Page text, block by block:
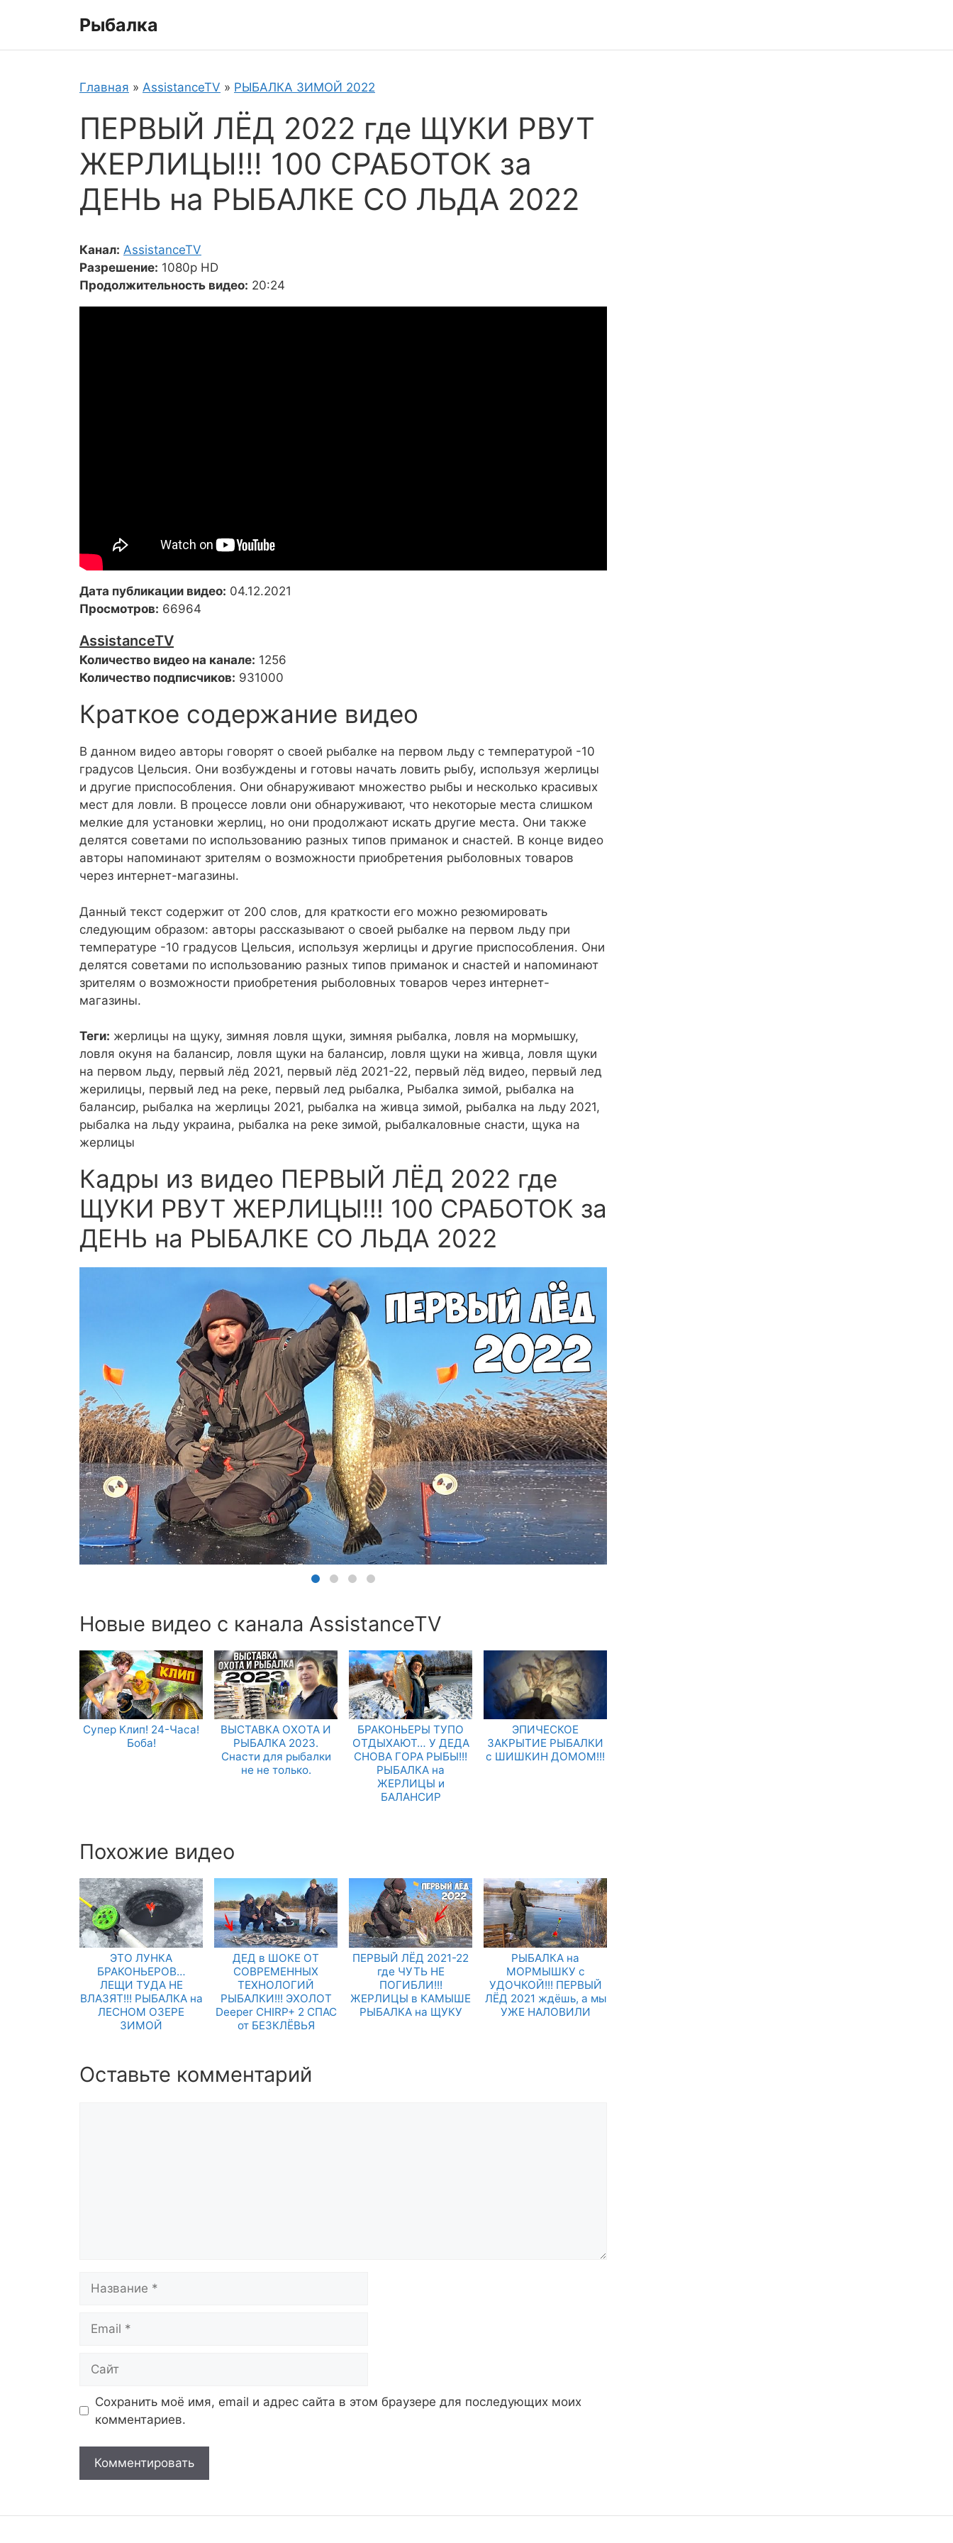
Рыбалка
Главная » AssistanceTV » РЫБАЛКА ЗИМОЙ 2022
ПЕРВЫЙ ЛЁД 2022 где ЩУКИ РВУТ
ЖЕРЛИЦЫ!!! 100 СРАБОТОК за
ДЕНЬ на РЫБАЛКЕ СО ЛЬДА 2022
Канал: AssistanceTV
Разрешение: 1080p HD
Продолжительность видео: 20:24
Дата публикации видео: 04.12.2021
Просмотров: 66964
AssistanceTV
Количество видео на канале: 1256
Количество подписчиков: 931000
Краткое содержание видео
В данном видео авторы говорят о своей рыбалке на первом льду с температурой -10
градусов Цельсия. Они возбуждены и готовы начать ловить рыбу, используя жерлицы
и другие приспособления. Они обнаруживают множество рыбы и несколько красивых
мест для ловли. В процессе ловли они обнаруживают, что некоторые места слишком
мелкие для установки жерлиц, но они продолжают искать другие места. Они также
делятся советами по использованию разных типов приманок и снастей. В конце видео
авторы напоминают зрителям о возможности приобретения рыболовных товаров
через интернет-магазины.
Данный текст содержит от 200 слов, для краткости его можно резюмировать
следующим образом: авторы рассказывают о своей рыбалке на первом льду при
температуре -10 градусов Цельсия, используя жерлицы и другие приспособления. Они
делятся советами по использованию разных типов приманок и снастей и напоминают
зрителям о возможности приобретения рыболовных товаров через интернет-
магазины.
Теги: жерлицы на щуку, зимняя ловля щуки, зимняя рыбалка, ловля на мормышку,
ловля окуня на балансир, ловля щуки на балансир, ловля щуки на живца, ловля щуки
на первом льду, первый лёд 2021, первый лёд 2021-22, первый лёд видео, первый лед
жерилицы, первый лед на реке, первый лед рыбалка, Рыбалка зимой, рыбалка на
балансир, рыбалка на жерлицы 2021, рыбалка на живца зимой, рыбалка на льду 2021,
рыбалка на льду украина, рыбалка на реке зимой, рыбалкаловные снасти, щука на
жерлицы
Кадры из видео ПЕРВЫЙ ЛЁД 2022 где
ЩУКИ РВУТ ЖЕРЛИЦЫ!!! 100 СРАБОТОК за
ДЕНЬ на РЫБАЛКЕ СО ЛЬДА 2022
Новые видео с канала AssistanceTV
Супер Клип! 24-Часа!
Боба!
ВЫСТАВКА ОХОТА И
РЫБАЛКА 2023.
Снасти для рыбалки
не не только.
БРАКОНЬЕРЫ ТУПО
ОТДЫХАЮТ… У ДЕДА
СНОВА ГОРА РЫБЫ!!!
РЫБАЛКА на
ЖЕРЛИЦЫ и
БАЛАНСИР
ЭПИЧЕСКОЕ
ЗАКРЫТИЕ РЫБАЛКИ
с ШИШКИН ДОМОМ!!!
Похожие видео
ЭТО ЛУНКА
БРАКОНЬЕРОВ…
ЛЕЩИ ТУДА НЕ
ВЛАЗЯТ!!! РЫБАЛКА на
ЛЕСНОМ ОЗЕРЕ
ЗИМОЙ
ДЕД в ШОКЕ ОТ
СОВРЕМЕННЫХ
ТЕХНОЛОГИЙ
РЫБАЛКИ!!! ЭХОЛОТ
Deeper CHIRP+ 2 СПАС
от БЕЗКЛЁВЬЯ
ПЕРВЫЙ ЛЁД 2021-22
где ЧУТЬ НЕ
ПОГИБЛИ!!!
ЖЕРЛИЦЫ в КАМЫШЕ
РЫБАЛКА на ЩУКУ
РЫБАЛКА на
МОРМЫШКУ с
УДОЧКОЙ!!! ПЕРВЫЙ
ЛЁД 2021 ждёшь, а мы
УЖЕ НАЛОВИЛИ
Оставьте комментарий
Сохранить моё имя, email и адрес сайта в этом браузере для последующих моих
комментариев.